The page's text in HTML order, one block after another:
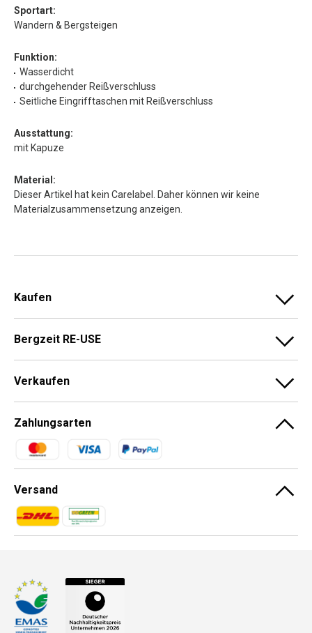
Sportart:
Wandern & Bergsteigen
Funktion:
Wasserdicht
durchgehender Reißverschluss
Seitliche Eingrifftaschen mit Reißverschluss
Ausstattung:
mit Kapuze
Material:
Dieser Artikel hat kein Carelabel. Daher können wir keine
Materialzusammensetzung anzeigen.
Kaufen
Bergzeit RE-USE
Verkaufen
Zahlungsarten
Zahlungsmethoden
Versand
Zahlungsmethoden
Zahlungsmethoden